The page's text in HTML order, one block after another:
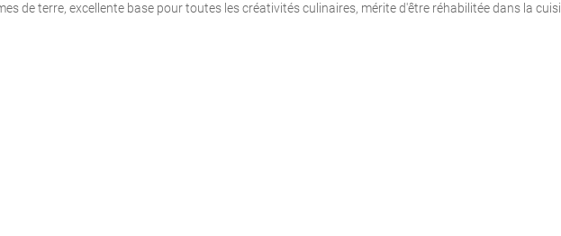
de terre, excellente base pour toutes les créativités culinaires, mérite d'être réhabilitée dans la